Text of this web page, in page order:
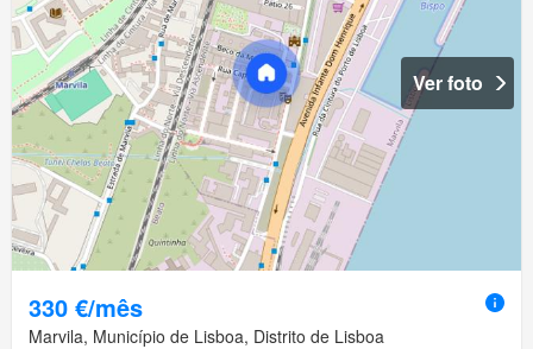
Ver foto
330 €/mês
Marvila, Município de Lisboa, Distrito de Lisboa